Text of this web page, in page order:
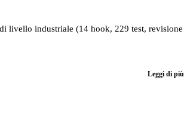
livello industriale (14 hook, 229 test, revisione
Leggi di più